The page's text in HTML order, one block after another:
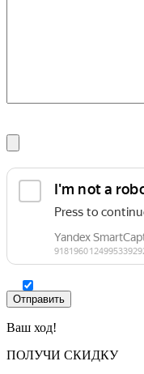
Ваш ход!
ПОЛУЧИ СКИДКУ